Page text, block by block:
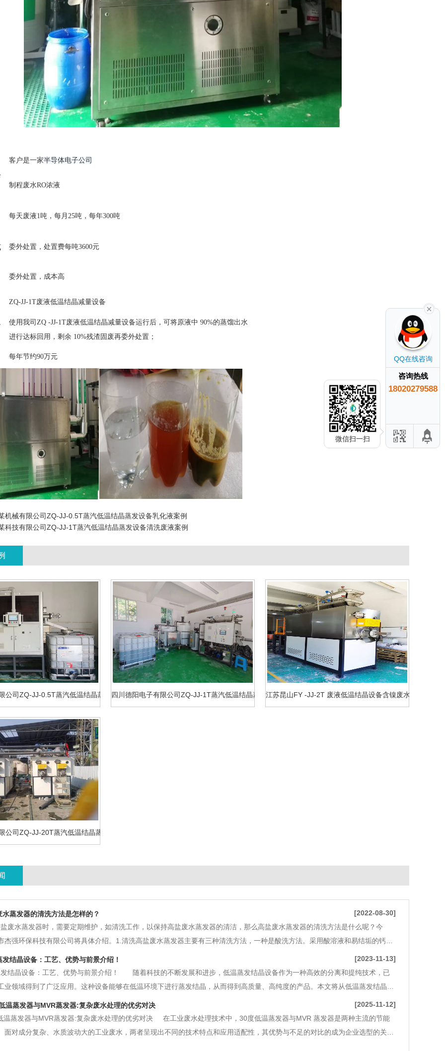
客户是一家半导体电子公司
制程废水RO浓液
每天废液1吨，每月25吨，每年300吨
委外处置，处置费每吨3600元
委外处置，成本高
ZQ-JJ-1T废液低温结晶减量设备
使用我司 ZQ -JJ-1T废液低温结晶减量设备运行后，可将原液中 90%的蒸馏出水
进行达标回用，剩余 10%残渣固废再委外处置；
每年节约90万元
机械有限公司ZQ-JJ-0.5T蒸汽低温结晶蒸发设备乳化液案例
科技有限公司ZQ-JJ-1T蒸汽低温结晶蒸发设备清洗废液案例
公司ZQ-JJ-0.5T蒸汽低温结晶蒸发设备乳化液案例四川德阳电子有限公司ZQ-JJ-1T蒸汽低温结晶蒸发设备电镀废液案例江苏昆山FY -JJ-2T 废液低温结晶设备含镍废水案例
公司ZQ-JJ-20T蒸汽低温结晶蒸发设备高盐废水案例
水蒸发器的清洗方法是怎样的？
[2022-08-30]
废水蒸发器时，需要定期维护，如清洗工作，以保持高盐废水蒸发器的清洁，那么高盐废水蒸发器的清洗方法是什么呢？今
杰强环保科技有限公司将具体介绍。1.清洗高盐废水蒸发器主要有三种清洗方法，一种是酸洗方法。采用酸溶液和易结垢的钙镁
原理。这种方法相对简单，应用广泛。清洗时，先用清水清洗高盐废水蒸发器的管道，然后疏松污渍，直到没有大颗粒杂质。清
在管槽中加入清洗剂，需要控制
发结晶设备：工艺、优势与前景介绍！
[2023-11-13]
结晶设备：工艺、优势与前景介绍！ 随着科技的不断发展和进步，低温蒸发结晶设备作为一种高效的分离和提纯技术，已
业领域得到了广泛应用。这种设备能够在低温环境下进行蒸发结晶，从而得到高质量、高纯度的产品。本文将从低温蒸发结晶设
优势以及应用前景等方面进行详细阐述。 一、低温蒸发结晶设备的工艺 低温蒸发结晶设备通常由制冷系统、蒸发系统、
分离系统等组成。首先，制冷系
温蒸发器与MVR蒸发器:复杂废水处理的优劣对决
[2025-11-12]
温蒸发器与MVR蒸发器:复杂废水处理的优劣对决 在工业废水处理技术中，30度低温蒸发器与MVR 蒸发器是两种主流的节能
面对成分复杂、水质波动大的工业废水，两者呈现出不同的技术特点和应用适配性，其优势与不足的对比的成为企业选型的关键
QQ在线咨询
咨询热线
18020279588
微信扫一扫